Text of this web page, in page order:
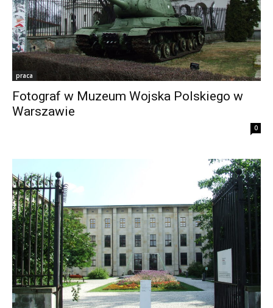
praca
Fotograf w Muzeum Wojska Polskiego w
Warszawie
0